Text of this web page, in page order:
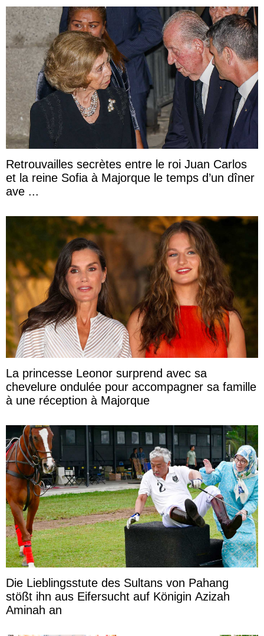
Retrouvailles secrètes entre le roi Juan Carlos
et la reine Sofia à Majorque le temps d’un dîner
ave ...
La princesse Leonor surprend avec sa
chevelure ondulée pour accompagner sa famille
à une réception à Majorque
Die Lieblingsstute des Sultans von Pahang
stößt ihn aus Eifersucht auf Königin Azizah
Aminah an